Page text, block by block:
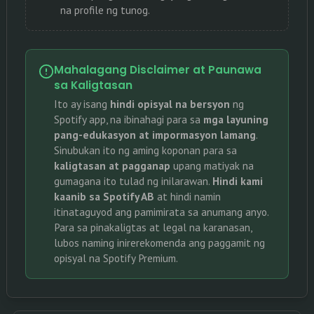
na profile ng tunog.
Mahalagang Disclaimer at Paunawa
sa Kaligtasan
Ito ay isang hindi opisyal na bersyon ng
Spotify app, na ibinahagi para sa mga layuning
pang-edukasyon at impormasyon lamang.
Sinubukan ito ng aming koponan para sa
kaligtasan at pagganap upang matiyak na
gumagana ito tulad ng inilarawan. Hindi kami
kaanib sa Spotify AB at hindi namin
itinataguyod ang pamimirata sa anumang anyo.
Para sa pinakaligtas at legal na karanasan,
lubos naming inirerekomenda ang paggamit ng
opisyal na Spotify Premium.